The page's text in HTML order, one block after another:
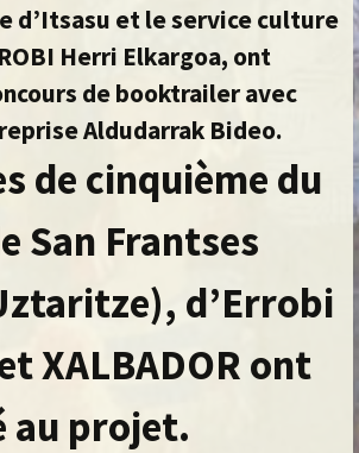
d’Itsasu et le service culture
Herri Elkargoa, ont
de booktrailer avec
Aldudarrak Bideo.
de cinquième du
San Frantses
d’Errobi
XALBADOR ont
au projet.